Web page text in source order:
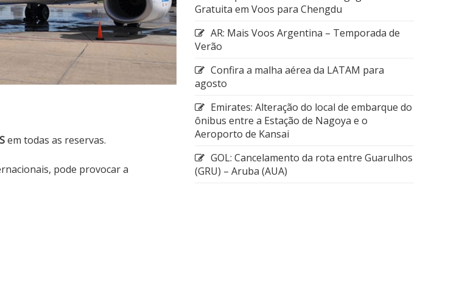
em todas as reservas.
pode provocar a
Gratuita em Voos para Chengdu
AR: Mais Voos Argentina – Temporada de
Verão
Confira a malha aérea da LATAM para
agosto
Emirates: Alteração do local de embarque do
ônibus entre a Estação de Nagoya e o
Aeroporto de Kansai
GOL: Cancelamento da rota entre Guarulhos
(GRU) – Aruba (AUA)